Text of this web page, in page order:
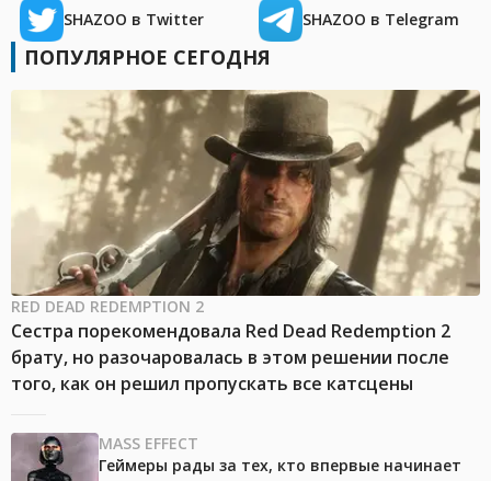
SHAZOO в Twitter SHAZOO в Telegram
ПОПУЛЯРНОЕ СЕГОДНЯ
RED DEAD REDEMPTION 2
Сестра порекомендовала Red Dead Redemption 2
брату, но разочаровалась в этом решении после
того, как он решил пропускать все катсцены
MASS EFFECT
Геймеры рады за тех, кто впервые начинает